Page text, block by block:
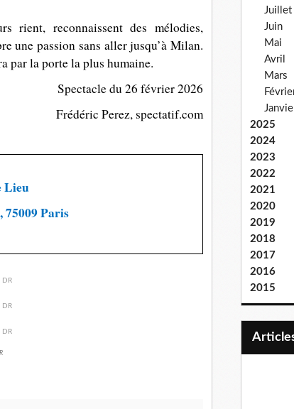
rient, reconnaissent des mélodies,
une passion sans aller jusqu’à Milan.
par la porte la plus humaine.
Spectacle du 26 février 2026
Frédéric Perez, spectatif.com
Lieu
75009 Paris
Juillet
Juin
Mai
Avril
Mars
2025
2024
2023
2022
2021
2020
2019
2018
2017
2016
2015